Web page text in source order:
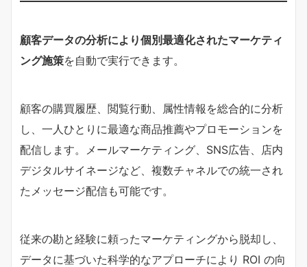
顧客データの分析により個別最適化されたマーケティ
ング施策を自動で実行できます。
顧客の購買履歴、閲覧行動、属性情報を総合的に分析
し、一人ひとりに最適な商品推薦やプロモーションを
配信します。メールマーケティング、SNS広告、店内
デジタルサイネージなど、複数チャネルでの統一され
たメッセージ配信も可能です。
従来の勘と経験に頼ったマーケティングから脱却し、
データに基づいた科学的なアプローチにより ROI の向